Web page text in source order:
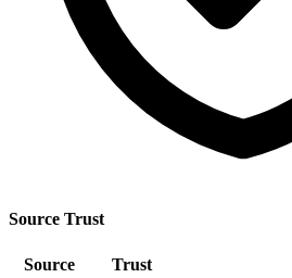
Source Trust
Source Trust